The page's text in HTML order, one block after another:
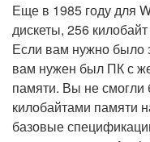
Еще в 1985 году для
дискеты, 256
Если вам нужно было
вам нужен был ПК с
памяти. Вы не смогли
килобайтами памяти
базовые